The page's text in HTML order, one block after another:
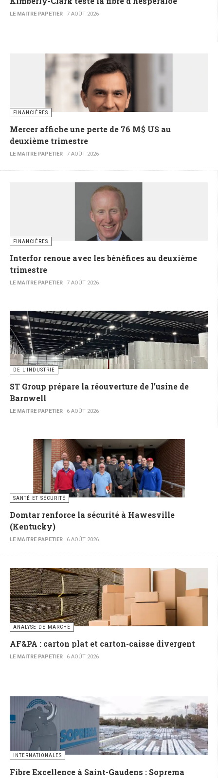
LE MAITRE PAPETIER 7 AOÛT 2026
FINANCIÈRES
Mercer affiche une perte de 76 M$ US au
deuxième trimestre
LE MAITRE PAPETIER 7 AOÛT 2026
FINANCIÈRES
Interfor renoue avec les bénéfices au deuxième
trimestre
LE MAITRE PAPETIER 7 AOÛT 2026
DE L’INDUSTRIE
ST Group prépare la réouverture de l’usine de
Barnwell
LE MAITRE PAPETIER 6 AOÛT 2026
SANTÉ ET SÉCURITÉ
Domtar renforce la sécurité à Hawesville
(Kentucky)
LE MAITRE PAPETIER 6 AOÛT 2026
ANALYSE DE MARCHÉ
AF&PA : carton plat et carton-caisse divergent
LE MAITRE PAPETIER 6 AOÛT 2026
INTERNATIONALES
Fibre Excellence à Saint-Gaudens : Soprema